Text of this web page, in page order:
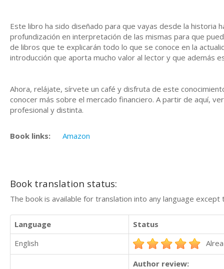
Este libro ha sido diseñado para que vayas desde la historia
profundización en interpretación de las mismas para que
de libros que te explicarán todo lo que se conoce en la
introducción que aporta mucho valor al lector y que además
Ahora, relájate, sírvete un café y disfruta de este
conocer más sobre el mercado financiero. A partir de aquí,
profesional y distinta.
Book links: Amazon
Book translation status:
The book is available for translation into any language
Language
Status
English
Author review: